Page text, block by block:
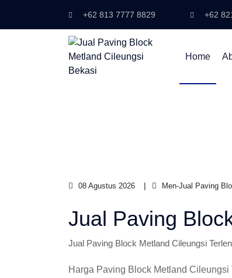
+62 813 7777 8829 +62
Home
08 Agustus 2026 Men-Jual Paving
Jual Paving
Jual Paving Block Metland Cileungsi
Harga Paving Block Metland Cileungsi